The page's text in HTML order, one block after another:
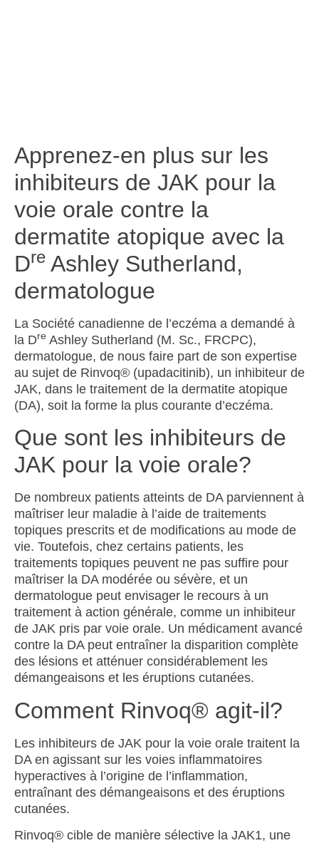
Apprenez-en plus sur les
inhibiteurs de JAK pour la
voie orale contre la
dermatite atopique avec la
Dre Ashley Sutherland,
dermatologue
La Société canadienne de l’eczéma a demandé à
la Dre Ashley Sutherland (M. Sc., FRCPC),
dermatologue, de nous faire part de son expertise
au sujet de Rinvoq® (upadacitinib), un inhibiteur de
JAK, dans le traitement de la dermatite atopique
(DA), soit la forme la plus courante d’eczéma.
Que sont les inhibiteurs de
JAK pour la voie orale?
De nombreux patients atteints de DA parviennent à
maîtriser leur maladie à l’aide de traitements
topiques prescrits et de modifications au mode de
vie. Toutefois, chez certains patients, les
traitements topiques peuvent ne pas suffire pour
maîtriser la DA modérée ou sévère, et un
dermatologue peut envisager le recours à un
traitement à action générale, comme un inhibiteur
de JAK pris par voie orale. Un médicament avancé
contre la DA peut entraîner la disparition complète
des lésions et atténuer considérablement les
démangeaisons et les éruptions cutanées.
Comment Rinvoq® agit-il?
Les inhibiteurs de JAK pour la voie orale traitent la
DA en agissant sur les voies inflammatoires
hyperactives à l’origine de l’inflammation,
entraînant des démangeaisons et des éruptions
cutanées.
Rinvoq® cible de manière sélective la JAK1, une